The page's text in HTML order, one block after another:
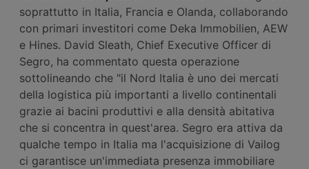
soprattutto in Italia, Francia e Olanda, collaborando
con primari investitori come Deka Immobilien, AEW
e Hines. David Sleath, Chief Executive Officer di
Segro, ha commentato questa operazione
sottolineando che "il Nord Italia è uno dei mercati
della logistica più importanti a livello continentali
grazie ai bacini produttivi e alla densità abitativa
che si concentra in quest'area. Segro era attiva da
qualche tempo in Italia ma l'acquisizione di Vailog
ci garantisce un'immediata presenza immobiliare